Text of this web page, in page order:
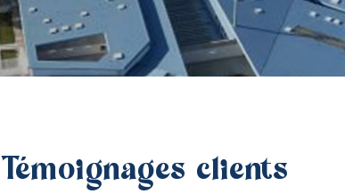
Témoignages clients